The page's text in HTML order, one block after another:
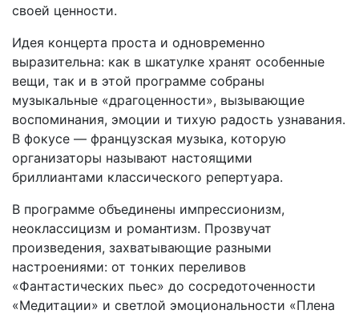
своей ценности.
Идея концерта проста и одновременно
выразительна: как в шкатулке хранят особенные
вещи, так и в этой программе собраны
музыкальные «драгоценности», вызывающие
воспоминания, эмоции и тихую радость узнавания.
В фокусе — французская музыка, которую
организаторы называют настоящими
бриллиантами классического репертуара.
В программе объединены импрессионизм,
неоклассицизм и романтизм. Прозвучат
произведения, захватывающие разными
настроениями: от тонких переливов
«Фантастических пьес» до сосредоточенности
«Медитации» и светлой эмоциональности «Плена